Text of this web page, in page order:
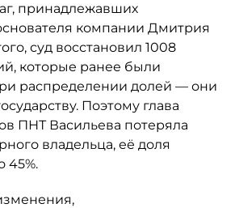
принадлежавших
компании Дмитрия
суд восстановил 1008
которые ранее были
распределении долей — они
Поэтому глава
ПНТ Васильева потеряла
владельца, её доля
45%.